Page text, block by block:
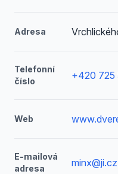
Adresa
Telefonní
číslo
+420 725
Web
E-mailová
adresa
minx@ji.cz